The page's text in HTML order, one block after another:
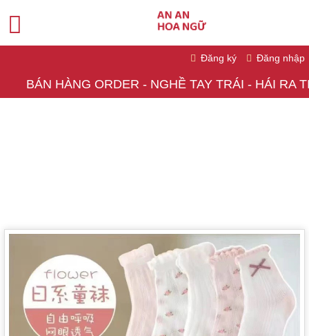
Đăng ký Đăng nhập
BÁN HÀNG ORDER - NGHỀ TAY TRÁI - HÁI RA